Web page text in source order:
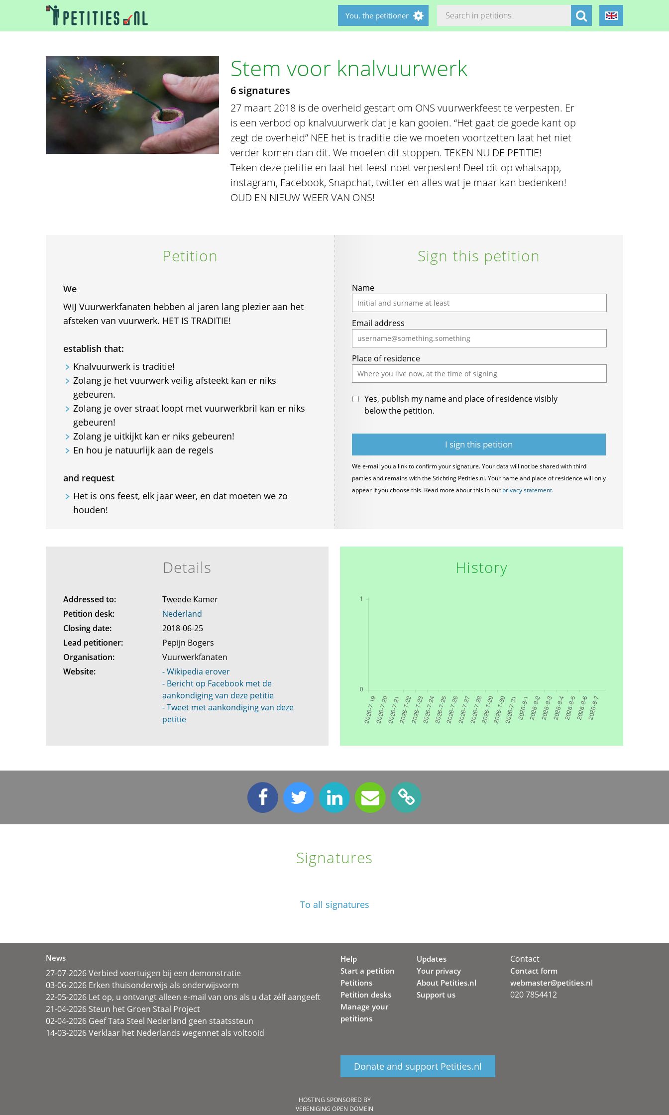
You, the petitioner
Stem voor knalvuurwerk
6 signatures
27 maart 2018 is de overheid gestart om ONS vuurwerkfeest te verpesten. Er
is een verbod op knalvuurwerk dat je kan gooien. “Het gaat de goede kant op
zegt de overheid” NEE het is traditie die we moeten voortzetten laat het niet
verder komen dan dit. We moeten dit stoppen. TEKEN NU DE PETITIE!
Teken deze petitie en laat het feest noet verpesten! Deel dit op whatsapp,
instagram, Facebook, Snapchat, twitter en alles wat je maar kan bedenken!
OUD EN NIEUW WEER VAN ONS!
Petition
We
WIJ Vuurwerkfanaten hebben al jaren lang plezier aan het
afsteken van vuurwerk. HET IS TRADITIE!
establish that:
Knalvuurwerk is traditie!
Zolang je het vuurwerk veilig afsteekt kan er niks
gebeuren.
Zolang je over straat loopt met vuurwerkbril kan er niks
gebeuren!
Zolang je uitkijkt kan er niks gebeuren!
En hou je natuurlijk aan de regels
and request
Het is ons feest, elk jaar weer, en dat moeten we zo
houden!
Sign this petition
Name
Email address
Place of residence
Yes, publish my name and place of residence visibly
below the petition.
We e-mail you a link to confirm your signature. Your data will not be shared with third
parties and remains with the Stichting Petities.nl. Your name and place of residence will only
appear if you choose this. Read more about this in our privacy statement.
Details
Addressed to:
Tweede Kamer
Petition desk:
Nederland
Closing date:
2018-06-25
Lead petitioner:
Pepijn Bogers
Organisation:
Vuurwerkfanaten
Website:
- Wikipedia erover
- Bericht op Facebook met de
aankondiging van deze petitie
- Tweet met aankondiging van deze
petitie
History
Signatures
To all signatures
News
27-07-2026 Verbied voertuigen bij een demonstratie
03-06-2026 Erken thuisonderwijs als onderwijsvorm
22-05-2026 Let op, u ontvangt alleen e-mail van ons als u dat zélf aangeeft
21-04-2026 Steun het Groen Staal Project
02-04-2026 Geef Tata Steel Nederland geen staatssteun
14-03-2026 Verklaar het Nederlands wegennet als voltooid
Help
Start a petition
Petitions
Petition desks
Manage your
petitions
Updates
Your privacy
About Petities.nl
Support us
Donate and support Petities.nl
Contact
Contact form
webmaster@petities.nl
020 7854412
HOSTING SPONSORED BY
VERENIGING OPEN DOMEIN